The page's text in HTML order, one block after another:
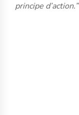
principe d’action.”